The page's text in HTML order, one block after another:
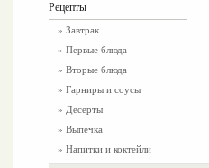
Рецепты
» Завтрак
» Первые блюда
» Вторые блюда
» Гарниры и соусы
» Десерты
» Выпечка
» Напитки и коктейли